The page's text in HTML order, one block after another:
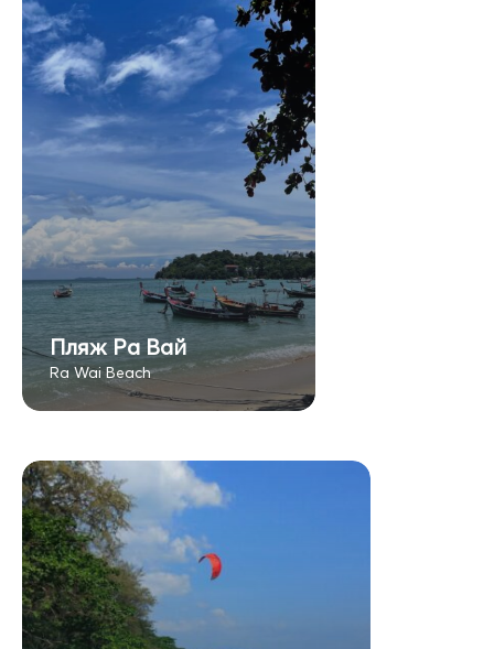
Пляж Ра Вай
Ra Wai Beach